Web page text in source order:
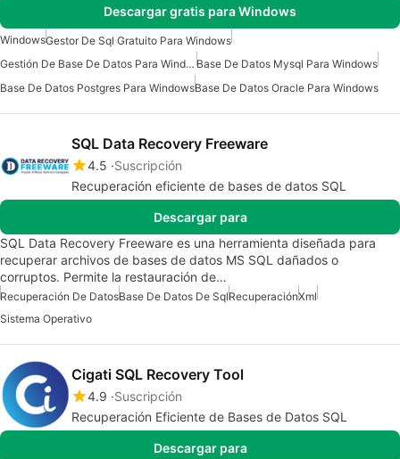
Descargar gratis para Windows
WindowsGestor De Sql Gratuito Para Windows
Gestión De Base De Datos Para Windows Base De Datos Mysql Para Windows
Base De Datos Postgres Para WindowsBase De Datos Oracle Para Windows
SQL Data Recovery Freeware
4.5 Suscripción
Recuperación eficiente de bases de datos SQL
Descargar para
SQL Data Recovery Freeware es una herramienta diseñada para
recuperar archivos de bases de datos MS SQL dañados o
corruptos. Permite la restauración de…
Recuperación De DatosBase De Datos De SqlRecuperaciónXml
Sistema Operativo
Cigati SQL Recovery Tool
4.9 Suscripción
Recuperación Eficiente de Bases de Datos SQL
Descargar para